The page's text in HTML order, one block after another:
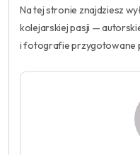
Na tej stronie znajdziesz
kolejarskiej pasji —
i fotografie przygotowane